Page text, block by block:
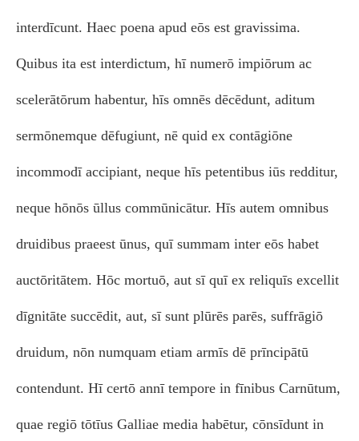
interdīcunt. Haec poena apud eōs est gravissima.
Quibus ita est interdictum, hī numerō impiōrum ac
scelerātōrum habentur, hīs omnēs dēcēdunt, aditum
sermōnemque dēfugiunt, nē quid ex contāgiōne
incommodī accipiant, neque hīs petentibus iūs redditur,
neque hōnōs ūllus commūnicātur. Hīs autem omnibus
druidibus praeest ūnus, quī summam inter eōs habet
auctōritātem. Hōc mortuō, aut sī quī ex reliquīs excellit
dīgnitāte succēdit, aut, sī sunt plūrēs parēs, suffrāgiō
druidum, nōn numquam etiam armīs dē prīncipātū
contendunt. Hī certō annī tempore in fīnibus Carnūtum,
quae regiō tōtīus Galliae media habētur, cōnsīdunt in